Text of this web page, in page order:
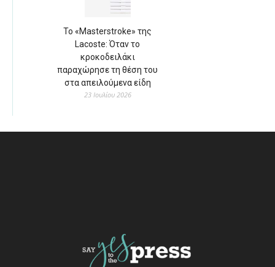
Το «Masterstroke» της
Lacoste: Όταν το
κροκοδειλάκι
παραχώρησε τη θέση του
στα απειλούμενα είδη
23 Ιουλίου 2026